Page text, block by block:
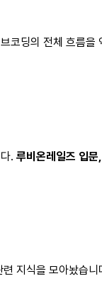
코딩의 전체 흐름을
. 루비온레일즈 입문
지식을 모아놨습니